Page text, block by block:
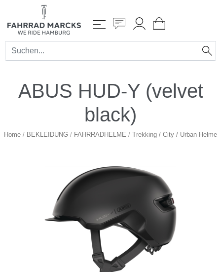
ABUS HUD-Y (velvet
black)
Home / BEKLEIDUNG / FAHRRADHELME / Trekking / City / Urban Helme